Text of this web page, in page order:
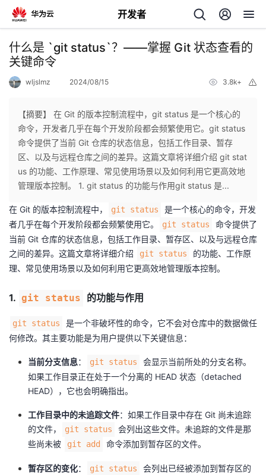
开发者
返
回
个
人
页
我
开
发
的
博
我
的
坛
我
圈
的
我
什么是 `git status`？——掌握 Git 状态查看的
关键命令
wljslmz 2024/08/15 3.8k+
【摘要】 在 Git 的版本控制流程中，git status 是一个核心的
命令，开发者几乎在每个开发阶段都会频繁使用它。git status
命令提供了当前 Git 仓库的状态信息，包括工作目录、暂存
区、以及与远程仓库之间的差异。这篇文章将详细介绍 git stat
us 的功能、工作原理、常见使用场景以及如何利用它更高效地
管理版本控制。 1. git status 的功能与作用git status 是...
在 Git 的版本控制流程中， git status
是一个核心的命令，开发
者几乎在每个开发阶段都会频繁使用它。
git status
命令提供了
当前 Git 仓库的状态信息，包括工作目录、暂存区、以及与远程仓库
之间的差异。这篇文章将详细介绍
git status
的功能、工作原
理、常见使用场景以及如何利用它更高效地管理版本控制。
1. git status 的功能与作用
git status
是一个非破坏性的命令，它不会对仓库中的数据做任
何修改。其主要功能是为用户提供以下关键信息：
当前分支信息： git status
会显示当前所处的分支名称。
如果工作目录正在处于一个分离的 HEAD 状态（detached
HEAD），它也会明确指出。
工作目录中的未追踪文件：如果工作目录中存在 Git 尚未追踪
的文件，
git status
会列出这些文件。未追踪的文件是那
些尚未被
git add 命令添加到暂存区的文件。
暂存区的变化： git status
会列出已经被添加到暂存区的